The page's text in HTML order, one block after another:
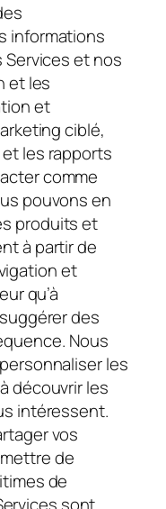
informations
Services et nos
et les
et
ciblé,
les rapports
comme
pouvons en
produits et
à partir de
et
qu’à
des
Nous
les
découvrir les
intéressent.
vos
de
de